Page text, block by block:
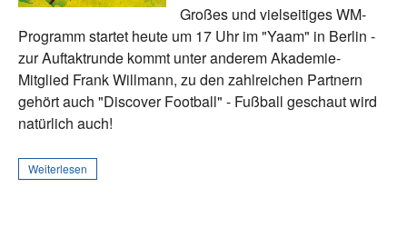
Großes und vielseitiges WM-
Programm startet heute um 17 Uhr im "Yaam" in Berlin -
zur Auftaktrunde kommt unter anderem Akademie-
Mitglied Frank Willmann, zu den zahlreichen Partnern
gehört auch "Discover Football" - Fußball geschaut wird
natürlich auch!
Weiterlesen